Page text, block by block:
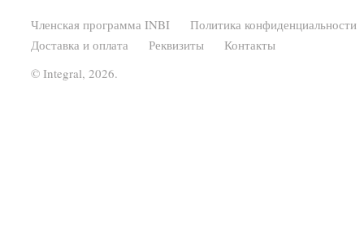
Членская программа INBI
Политика конфиденциальности
Доставка и оплата
Реквизиты
Контакты
© Integral, 2026.